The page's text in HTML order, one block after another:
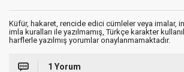
Küfür, hakaret, rencide edici cümleler veya imalar,
imla kuralları ile yazılmamış, Türkçe karakter
harflerle yazılmış yorumlar onaylanmamaktadır.
1 Yorum